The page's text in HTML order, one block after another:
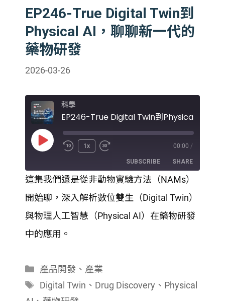
EP246-True Digital Twin到
Physical AI，聊聊新一代的
藥物研發
2026-03-26
科學
Play
1x 00:00 /
SUBSCRIBE SHARE
RSS FEED
SHARE
LINK
EMBED
這集我們還是從非動物實驗方法（NAMs）
開始聊，深入解析數位雙生（Digital Twin）
與物理人工智慧（Physical AI）在藥物研發
中的應用。
分
類
產品開發、 產業
標
籤
Digital Twin 、 Drug Discovery 、 Physical